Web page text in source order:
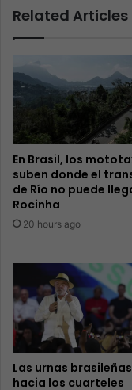
Related Articles
En Brasil, los
suben donde el
de Río no puede
Rocinha
20 hours ago
Las urnas
hacia los cuarteles